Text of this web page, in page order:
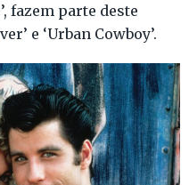
fazem parte deste
e ‘Urban Cowboy’.